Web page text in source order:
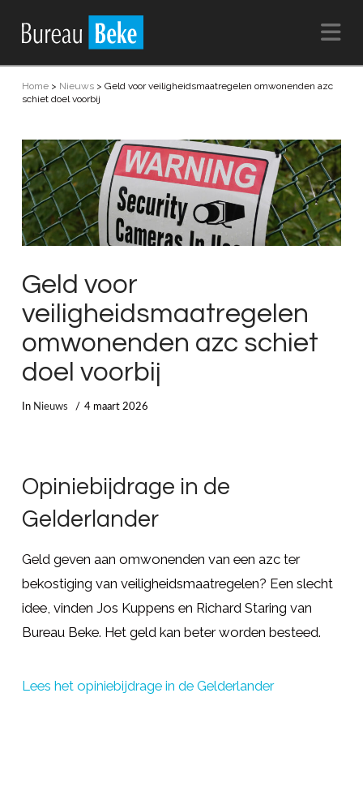
Home> Nieuws> Geld voor veiligheidsmaatregelen omwonenden azc
schiet doel voorbij
Geld voor
veiligheidsmaatregelen
omwonenden azc schiet
doel voorbij
In Nieuws 4 maart 2026
Opiniebijdrage in de
Gelderlander
Geld geven aan omwonenden van een azc ter
bekostiging van veiligheidsmaatregelen? Een slecht
idee, vinden Jos Kuppens en Richard Staring van
Bureau Beke. Het geld kan beter worden besteed.
Lees het opiniebijdrage in de Gelderlander